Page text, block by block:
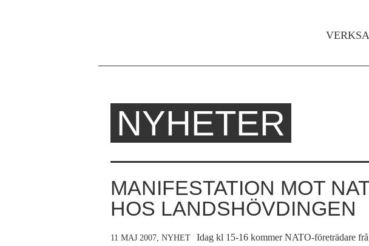
Du
är
Hem
›
›
Nyheter
NYHETER
MANIFESTATION MOT
HOS LANDSHÖVDINGEN
11 MAJ 2007, NYHET
Idag kl 15-16 kommer NATO-företrädare